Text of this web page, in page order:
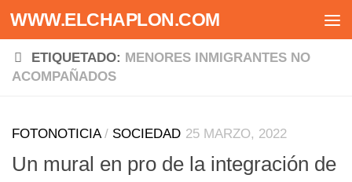
Saltar al contenido
WWW.ELCHAPLON.COM
ETIQUETADO: MENORES INMIGRANTES NO
ACOMPAÑADOS
FOTONOTICIA/ SOCIEDAD 25 MARZO, 2022
Un mural en pro de la integración de